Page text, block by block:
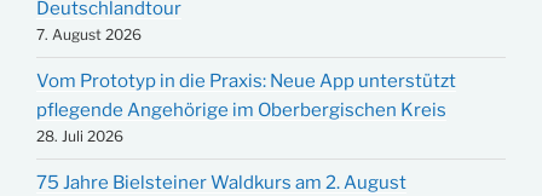
Deutschlandtour
7. August 2026
Vom Prototyp in die Praxis: Neue App unterstützt
pflegende Angehörige im Oberbergischen Kreis
28. Juli 2026
75 Jahre Bielsteiner Waldkurs am 2. August